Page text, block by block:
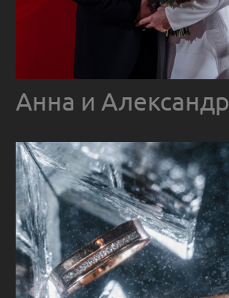
Анна и Александр